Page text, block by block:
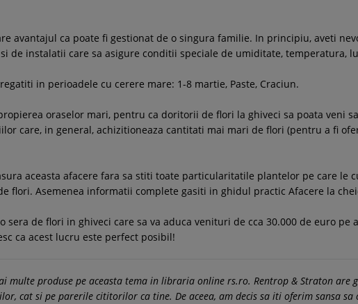
avantajul ca poate fi gestionat de o singura familie. In principiu, aveti
de instalatii care sa asigure conditii speciale de umiditate, temperatura,
in perioadele cu cerere mare: 1-8 martie, Paste, Craciun.
oraselor mari, pentru ca doritorii de flori la ghiveci sa poata veni
care, in general, achizitioneaza cantitati mai mari de flori (pentru a fi
aceasta afacere fara sa stiti toate particularitatile plantelor pe care le
flori. Asemenea informatii complete gasiti in ghidul practic Afacere la
de flori in ghiveci care sa va aduca venituri de cca 30.000 de euro pe
ca acest lucru este perfect posibil!
multe produse pe aceasta tema in libraria online rs.ro. Rentrop & Straton are
cat si pe parerile cititorilor ca tine. De aceea, am decis sa iti oferim sansa sa